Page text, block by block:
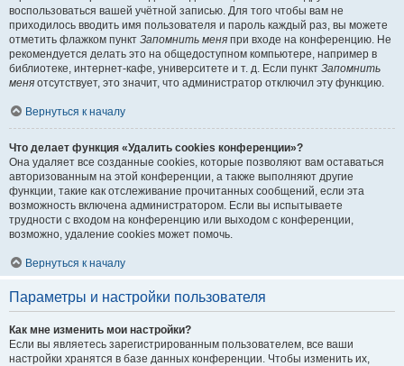
воспользоваться вашей учётной записью. Для того чтобы вам не
приходилось вводить имя пользователя и пароль каждый раз, вы можете
отметить флажком пункт Запомнить меня при входе на конференцию. Не
рекомендуется делать это на общедоступном компьютере, например в
библиотеке, интернет-кафе, университете и т. д. Если пункт Запомнить
меня отсутствует, это значит, что администратор отключил эту функцию.
Вернуться к началу
Что делает функция «Удалить cookies конференции»?
Она удаляет все созданные cookies, которые позволяют вам оставаться
авторизованным на этой конференции, а также выполняют другие
функции, такие как отслеживание прочитанных сообщений, если эта
возможность включена администратором. Если вы испытываете
трудности с входом на конференцию или выходом с конференции,
возможно, удаление cookies может помочь.
Вернуться к началу
Параметры и настройки пользователя
Как мне изменить мои настройки?
Если вы являетесь зарегистрированным пользователем, все ваши
настройки хранятся в базе данных конференции. Чтобы изменить их,